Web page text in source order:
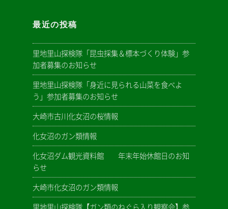
最近の投稿
里地里山探検隊「昆虫採集＆標本づくり体験」参
加者募集のお知らせ
里地里山探検隊「身近に見られる山菜を食べよ
う」参加者募集のお知らせ
大崎市古川化女沼の桜情報
化女沼のガン類情報
化女沼ダム観光資料館 年末年始休館日のお知
らせ
大崎市化女沼のガン類情報
里地里山探検隊【ガン類のねぐら入り観察会】参